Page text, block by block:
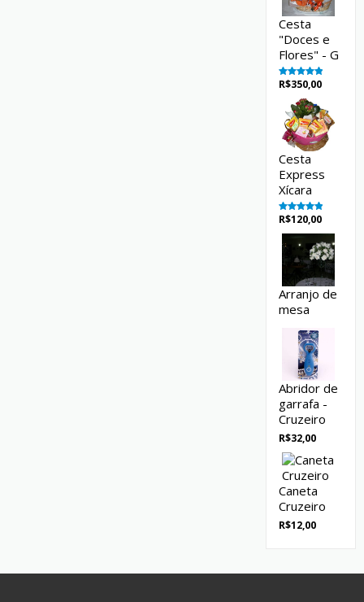
Cesta
"Doces e
Flores" - G
Avaliação
de 5
R$350,00
Cesta
Express
Xícara
Avaliação
de 5
R$120,00
Arranjo de
mesa
Abridor de
garrafa -
Cruzeiro
R$32,00
Caneta
Cruzeiro
R$12,00